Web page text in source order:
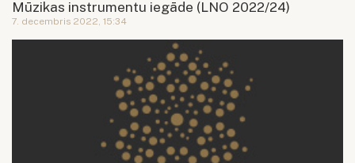
Mūzikas instrumentu iegāde (LNO 2022/24)
7. decembris 2022, 15:34